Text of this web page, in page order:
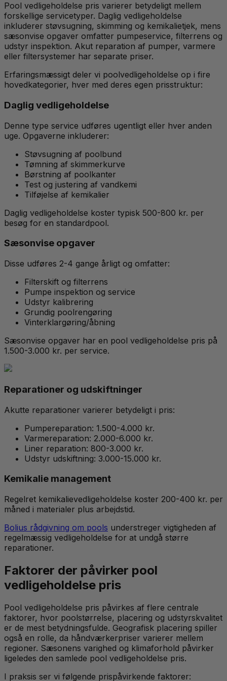
Pool vedligeholdelse pris varierer betydeligt mellem
forskellige servicetyper. Daglig vedligeholdelse
inkluderer støvsugning, skimming og kemikalietjek, mens
sæsonvise opgaver omfatter pumpeservice, filterrens og
udstyr inspektion. Akut reparation af pumper, varmere
eller filtersystemer har separate priser.
Erfaringsmæssigt deler vi poolvedligeholdelse op i fire
hovedkategorier, hver med deres egen prisstruktur:
Daglig vedligeholdelse
Denne type service udføres ugentligt eller hver anden
uge. Opgaverne inkluderer:
Støvsugning af poolbund
Tømning af skimmerkurve
Børstning af poolkanter
Test og justering af vandkemi
Tilføjelse af kemikalier
Daglig vedligeholdelse koster typisk 500-800 kr. per
besøg for en standardpool.
Sæsonvise opgaver
Disse udføres 2-4 gange årligt og omfatter:
Filterskift og filterrens
Pumpe inspektion og service
Udstyr kalibrering
Grundig poolrengøring
Vinterklargøring/åbning
Sæsonvise opgaver har en pool vedligeholdelse pris på
1.500-3.000 kr. per service.
Reparationer og udskiftninger
Akutte reparationer varierer betydeligt i pris:
Pumpereparation: 1.500-4.000 kr.
Varmereparation: 2.000-6.000 kr.
Liner reparation: 800-3.000 kr.
Udstyr udskiftning: 3.000-15.000 kr.
Kemikalie management
Regelret kemikalievedligeholdelse koster 200-400 kr. per
måned i materialer plus arbejdstid.
Bolius rådgivning om pools understreger vigtigheden af
regelmæssig vedligeholdelse for at undgå større
reparationer.
Faktorer der påvirker pool
vedligeholdelse pris
Pool vedligeholdelse pris påvirkes af flere centrale
faktorer, hvor poolstørrelse, placering og udstyrskvalitet
er de mest betydningsfulde. Geografisk placering spiller
også en rolle, da håndværkerpriser varierer mellem
regioner. Sæsonens varighed og klimaforhold påvirker
ligeledes den samlede pool vedligeholdelse pris.
I praksis ser vi følgende prispåvirkende faktorer: